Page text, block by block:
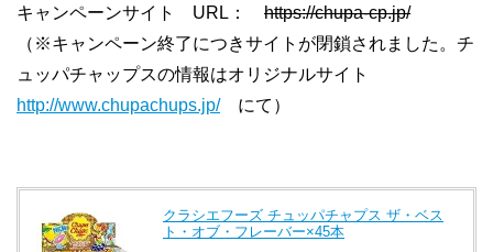
キャンペーンサイト URL： https://chupa-cp.jp/
（※キャンペーン終了につきサイトが閉鎖されました。チ
ュッパチャップスの情報はオリジナルサイト
http://www.chupachups.jp/にて）
クラシエフーズ チュッパチャプス ザ・ベス
ト・オブ・フレーバー×45本